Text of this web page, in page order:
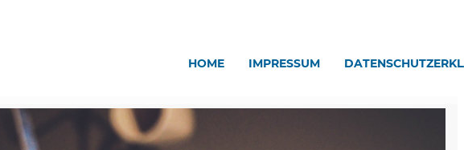
HOME IMPRESSUM